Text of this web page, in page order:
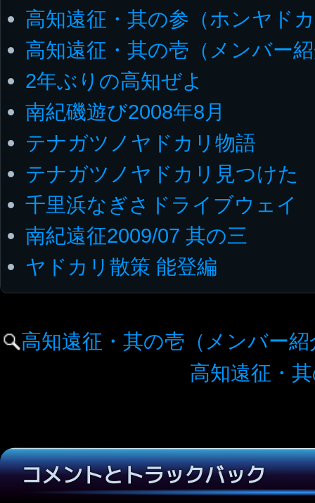
高知遠征・其の参（ホンヤド
高知遠征・其の壱（メンバー
2年ぶりの高知ぜよ
南紀磯遊び2008年8月
テナガツノヤドカリ物語
テナガツノヤドカリ見つけた
千里浜なぎさドライブウェイ
南紀遠征2009/07 其の三
ヤドカリ散策 能登編
高知遠征・其の壱（メンバー紹
高知遠征・
コメントとトラックバック